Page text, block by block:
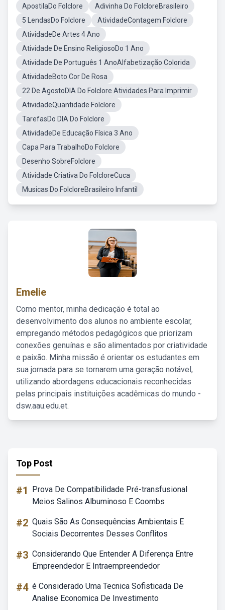
ApostilaDo Folclore
Adivinha Do FolcloreBrasileiro
5 LendasDo Folclore
AtividadeContagem Folclore
AtividadeDe Artes 4 Ano
Atividade De Ensino ReligiosoDo 1 Ano
Atividade De Português 1 AnoAlfabetização Colorida
AtividadeBoto Cor De Rosa
22 De AgostoDIA Do Folclore Atividades Para Imprimir
AtividadeQuantidade Folclore
TarefasDo DIA Do Folclore
AtividadeDe Educação Física 3 Ano
Capa Para TrabalhoDo Folclore
Desenho SobreFolclore
Atividade Criativa Do FolcloreCuca
Musicas Do FolcloreBrasileiro Infantil
Emelie
Como mentor, minha dedicação é total ao
desenvolvimento dos alunos no ambiente escolar,
empregando métodos pedagógicos que priorizam
conexões genuínas e são alimentados por criatividade
e paixão. Minha missão é orientar os estudantes em
sua jornada para se tornarem uma geração notável,
utilizando abordagens educacionais reconhecidas
pelas principais instituições acadêmicas do mundo -
dsw.aau.edu.et.
Top Post
#1
Prova De Compatibilidade Pré-transfusional
Meios Salinos Albuminoso E Coombs
#2 Quais São As Consequências Ambientais E
Sociais Decorrentes Desses Conflitos
#3 Considerando Que Entender A Diferença Entre
Empreendedor E Intraempreendedor
#4 é Considerado Uma Tecnica Sofisticada De
Analise Economica De Investimento